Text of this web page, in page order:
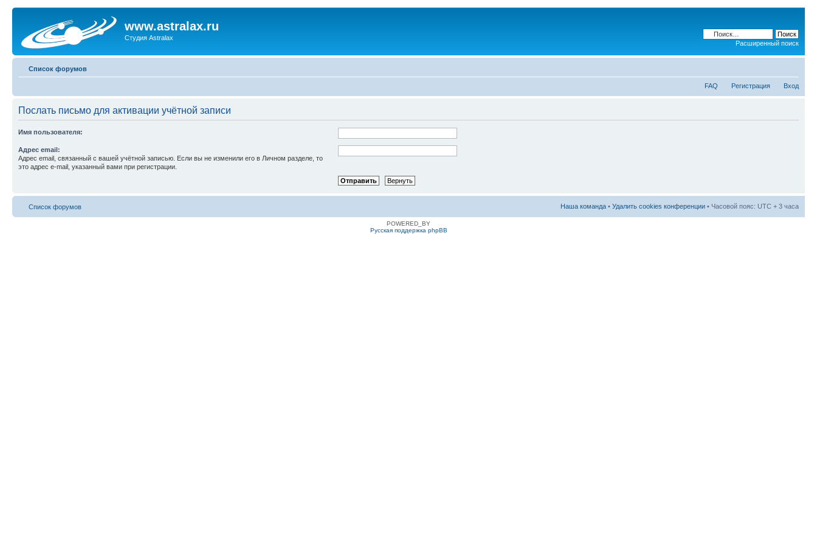
www.astralax.ru
Студия Astralax
Расширенный поиск
Список форумов
FAQ Регистрация Вход
Послать письмо для активации учётной записи
Имя пользователя:
Адрес email:
Адрес email, связанный с вашей учётной записью. Если вы не изменили его в Личном разделе, то
это адрес e-mail, указанный вами при регистрации.
Список форумов Наша команда • Удалить cookies конференции • Часовой пояс: UTC + 3 часа
POWERED_BY
Русская поддержка phpBB